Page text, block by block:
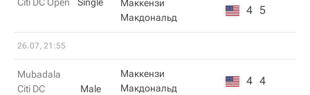
Маккензи
Макдональд
4 5
26.07, 21:55
Mubadala
Citi DC
Male
Маккензи
Макдональд
4 4